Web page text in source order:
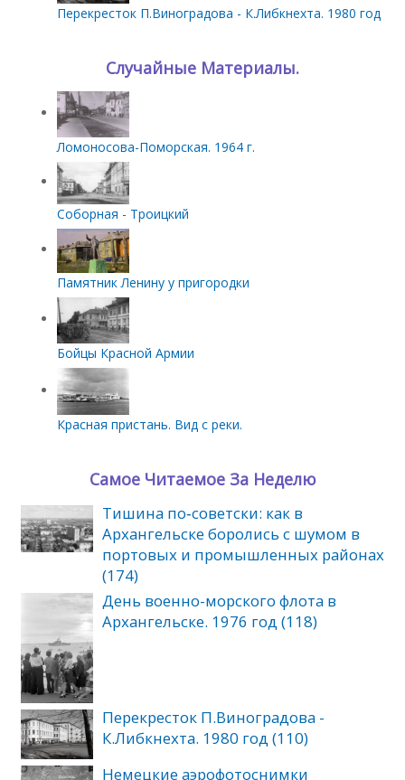
Перекресток П.Виноградова - К.Либкнехта. 1980 год
Случайные Материалы.
Ломоносова-Поморская. 1964 г.
Соборная - Троицкий
Памятник Ленину у пригородки
Бойцы Красной Армии
Красная пристань. Вид с реки.
Самое Читаемое За Неделю
Тишина по‑советски: как в
Архангельске боролись с шумом в
портовых и промышленных районах
(174)
День военно-морского флота в
Архангельске. 1976 год (118)
Перекресток П.Виноградова -
К.Либкнехта. 1980 год (110)
Немецкие аэрофотоснимки